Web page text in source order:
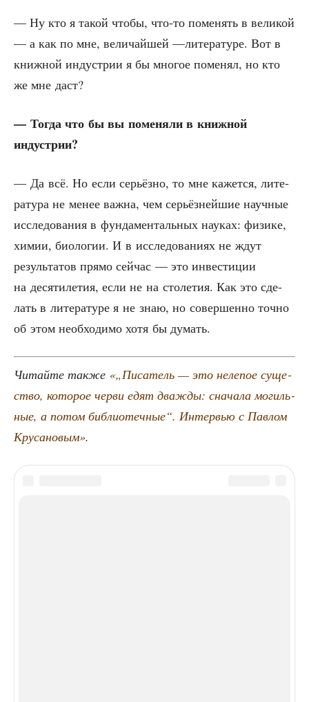
— Ну кто я такой что­бы, что-то поме­нять в вели­кой
— а как по мне, вели­чай­шей —лите­ра­ту­ре. Вот в
книж­ной инду­стрии я бы мно­гое поме­нял, но кто
же мне даст?
— Тогда что бы вы поме­ня­ли в книж­ной
индустрии?
— Да всё. Но если серьёз­но, то мне кажет­ся, лите­
ра­ту­ра не менее важ­на, чем серьёз­ней­шие науч­ные
иссле­до­ва­ния в фун­да­мен­таль­ных нау­ках: физи­ке,
химии, био­ло­гии. И в иссле­до­ва­ни­ях не ждут
резуль­та­тов пря­мо сей­час — это инве­сти­ции
на деся­ти­ле­тия, если не на сто­ле­тия. Как это сде­
лать в лите­ра­ту­ре я не знаю, но совер­шен­но точ­но
об этом необ­хо­ди­мо хотя бы думать.
Читай­те так­же «„Писа­тель — это неле­пое суще­
ство, кото­рое чер­ви едят два­жды: сна­ча­ла могиль­
ные, а потом биб­лио­теч­ные“. Интер­вью с Пав­лом
Кру­са­но­вым».